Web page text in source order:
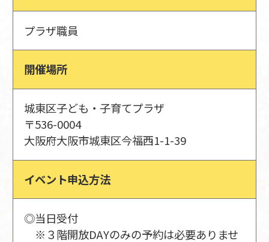
プラザ職員
開催場所
城東区子ども・子育てプラザ
〒536-0004
大阪府大阪市城東区今福西1-1-39
イベント申込方法
◎当日受付
※３階開放DAYのみの予約は必要ありませ